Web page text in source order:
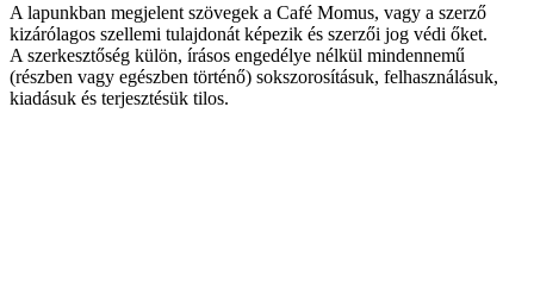
A lapunkban megjelent szövegek a Café Momus, vagy a szerző
kizárólagos szellemi tulajdonát képezik és szerzői jog védi őket.
A szerkesztőség külön, írásos engedélye nélkül mindennemű
(részben vagy egészben történő) sokszorosításuk, felhasználásuk,
kiadásuk és terjesztésük tilos.